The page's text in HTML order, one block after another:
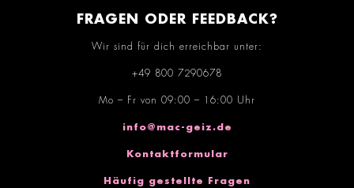
FRAGEN ODER FEEDBACK?
Wir sind für dich erreichbar unter:
+49 800 7290678
Mo – Fr von 09:00 – 16:00 Uhr
info@mac-geiz.de
Kontaktformular
Häufig gestellte Fragen